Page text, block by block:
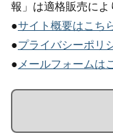
報」は適格販売によ
●サイト概要はこち
●プライバシーポリ
● メールフォームは